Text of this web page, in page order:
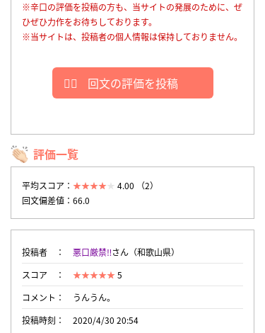
※辛口の評価を投稿の方も、当サイトの発展のために、ぜ
ひぜひ力作をお待ちしております。
※当サイトは、投稿者の個人情報は保持しておりません。
回文の評価を投稿
評価一覧
平均スコア：
4.00 （2）
回文偏差値：66.0
投稿者 悪口厳禁‼︎さん（和歌山県）
スコア
5
コメント
うんうん。
投稿時刻
2020/4/30 20:54